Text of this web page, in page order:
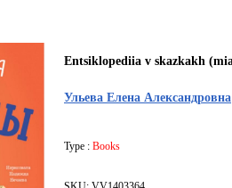
Entsiklopediia v skazkakh
Ульева Елена Александровна
Type : Books